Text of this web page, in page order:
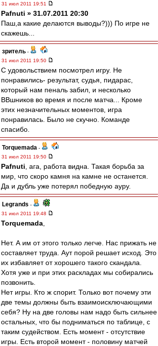
31 июл 2011 19:51
Pafnuti » 31.07.2011 20:30
Паш,а какие делаются выводы?))) По игре не
скажешь...
зpитель -
31 июл 2011 19:50
С удовольствием посмотрел игру. Не
понравились- результат, судья, пидарас,
который нам пеналь забил, и несколько
ВВшников во время и после матча... Кроме
этих незначительных моментов, игра
понравилась. Было не скучно. Команде
спасибо.
Torquemada -
31 июл 2011 19:50
Pafnuti , ага, работа видна. Такая борьба за
мир, что скоро камня на камне не останется.
Да и дубль уже потерял победную ауру.
Legrands -
31 июл 2011 19:48
Torquemada
Нет. А им от этого только легче. Нас прижать не
составляет труда. Аут порой решает исход. Это
их избавляет от хорошего такого скандала.
Хотя уже и при этих раскладах мы собирались
позвонить.
Нет игры. Кто ж спорит. Только вот почему эти
две темы должны быть взаимоисключающими
себя? Ну на две головы нам надо быть сильнее
остальных, что бы подниматься по таблице, с
таким судейством. Есть момент - отсутствие
игры. Есть второй момент - половину матчей